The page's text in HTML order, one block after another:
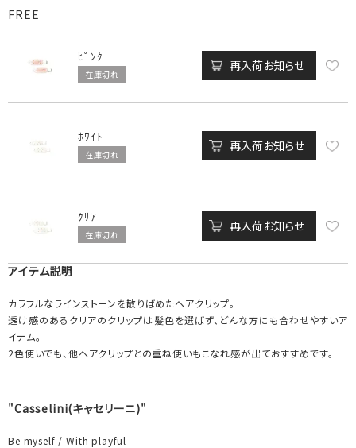
FREE
ﾋﾟﾝｸ
在庫切れ
再入荷お知らせ
ﾎﾜｲﾄ
在庫切れ
再入荷お知らせ
ｸﾘｱ
在庫切れ
再入荷お知らせ
アイテム説明
カラフルなラインストーンを散りばめたヘアクリップ。
透け感のあるクリアのクリップは髪色を選ばず、どんな方にも合わせやすいア
イテム。
2色使いでも、他ヘアクリップとの重ね使いもこなれ感が出ておすすめです。
"Casselini(キャセリーニ)"
Be myself / With playful